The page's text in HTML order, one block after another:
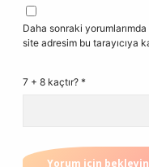
Daha sonraki
site adresim bu tarayıcıya
7 + 8 kaçtır? *